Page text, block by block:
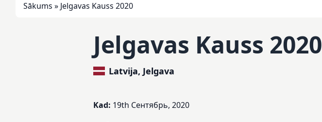
Sākums » Jelgavas Kauss 2020
Jelgavas Kauss 2020
Latvija, Jelgava
Kad: 19th Сентябрь, 2020